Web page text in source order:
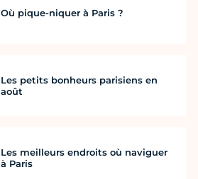
Où pique-niquer à Paris ?
Les petits bonheurs parisiens en
août
Les meilleurs endroits où naviguer
à Paris